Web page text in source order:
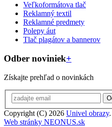
Veľkoformátova tlač
Reklamný textil
Reklamné predmety
Polepy áut
Tlač plagátov a bannerov
Odber noviniek+
Získajte prehľad o novinkách
Copyright (C) 2026 Univel obrazy
Web stránky NEONUS.sk